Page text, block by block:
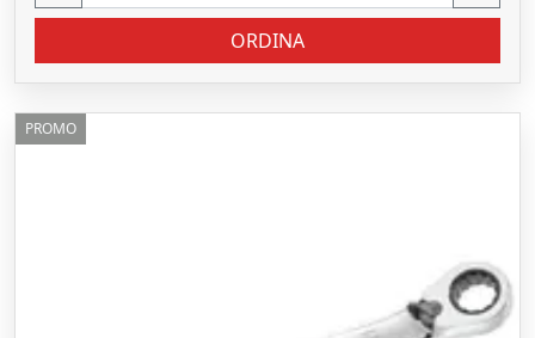
ORDINA
PROMO